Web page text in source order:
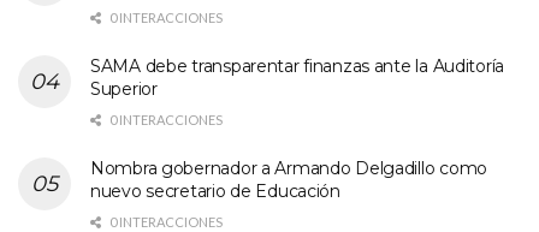
0 INTERACCIONES
SAMA debe transparentar finanzas ante la Auditoría
Superior
0 INTERACCIONES
Nombra gobernador a Armando Delgadillo como
nuevo secretario de Educación
0 INTERACCIONES